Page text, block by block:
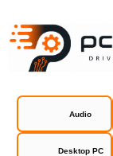
Audio
Desktop PC